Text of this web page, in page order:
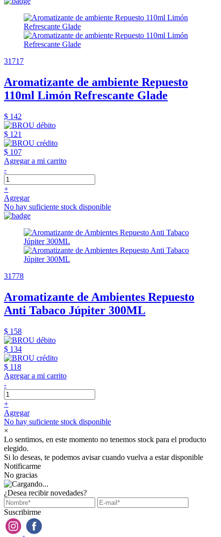
31717
Aromatizante de ambiente Repuesto
110ml Limón Refrescante Glade
$ 142
$ 121
$ 107
Agregar a mi carrito
-
+
Agregar
No hay suficiente stock disponible
31778
Aromatizante de Ambientes Repuesto
Anti Tabaco Júpiter 300ML
$ 158
$ 134
$ 118
Agregar a mi carrito
-
+
Agregar
No hay suficiente stock disponible
×
Lo sentimos, en este momento no tenemos stock para el producto
elegido.
Si lo deseas, te podemos avisar cuando vuelva a estar disponible
Notificarme
No gracias
¿Desea recibir novedades?
Suscribirme